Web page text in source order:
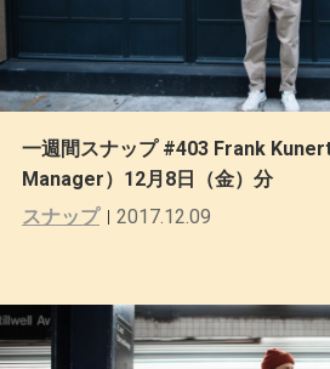
一週間スナップ #403 Frank
Manager）12月8日（金）分
スナップ
2017.12.09